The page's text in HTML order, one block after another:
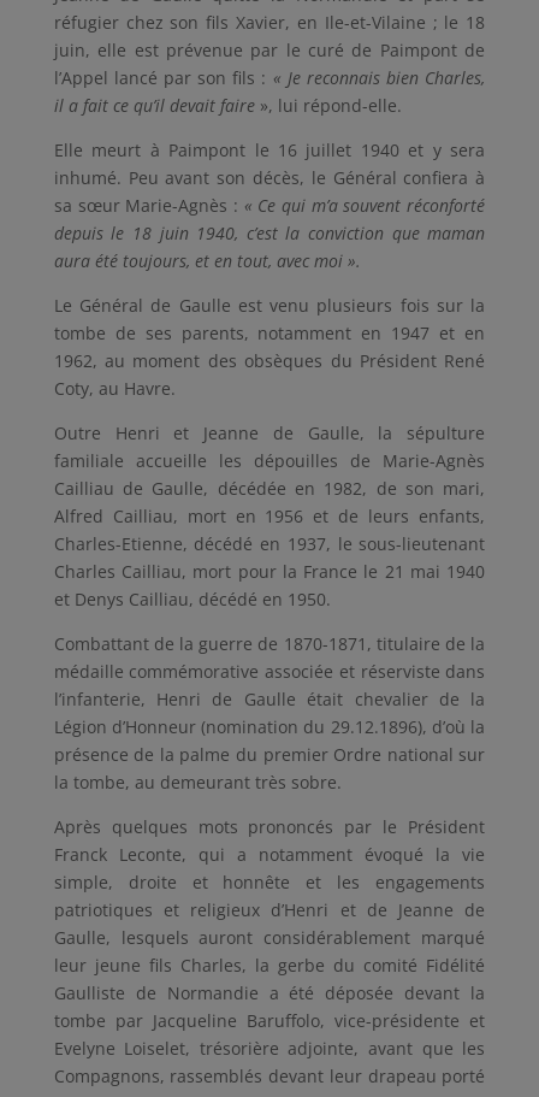
réfugier chez son fils Xavier, en Ile-et-Vilaine ; le 18
juin, elle est prévenue par le curé de Paimpont de
l’Appel lancé par son fils : « Je reconnais bien Charles,
il a fait ce qu’il devait faire», lui répond-elle.
Elle meurt à Paimpont le 16 juillet 1940 et y sera
inhumé. Peu avant son décès, le Général confiera à
sa sœur Marie-Agnès : « Ce qui m’a souvent réconforté
depuis le 18 juin 1940, c’est la conviction que maman
aura été toujours, et en tout, avec moi ».
Le Général de Gaulle est venu plusieurs fois sur la
tombe de ses parents, notamment en 1947 et en
1962, au moment des obsèques du Président René
Coty, au Havre.
Outre Henri et Jeanne de Gaulle, la sépulture
familiale accueille les dépouilles de Marie-Agnès
Cailliau de Gaulle, décédée en 1982, de son mari,
Alfred Cailliau, mort en 1956 et de leurs enfants,
Charles-Etienne, décédé en 1937, le sous-lieutenant
Charles Cailliau, mort pour la France le 21 mai 1940
et Denys Cailliau, décédé en 1950.
Combattant de la guerre de 1870-1871, titulaire de la
médaille commémorative associée et réserviste dans
l’infanterie, Henri de Gaulle était chevalier de la
Légion d’Honneur (nomination du 29.12.1896), d’où la
présence de la palme du premier Ordre national sur
la tombe, au demeurant très sobre.
Après quelques mots prononcés par le Président
Franck Leconte, qui a notamment évoqué la vie
simple, droite et honnête et les engagements
patriotiques et religieux d’Henri et de Jeanne de
Gaulle, lesquels auront considérablement marqué
leur jeune fils Charles, la gerbe du comité Fidélité
Gaulliste de Normandie a été déposée devant la
tombe par Jacqueline Baruffolo, vice-présidente et
Evelyne Loiselet, trésorière adjointe, avant que les
Compagnons, rassemblés devant leur drapeau porté